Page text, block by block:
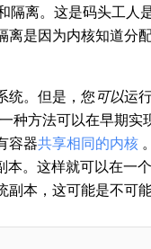
离。这是码头工人
是因为内核知道分
统。但是，您可以运
方法可以在早期实
容器共享相同的内核
。这样就可以在一
本，这可能是不可能